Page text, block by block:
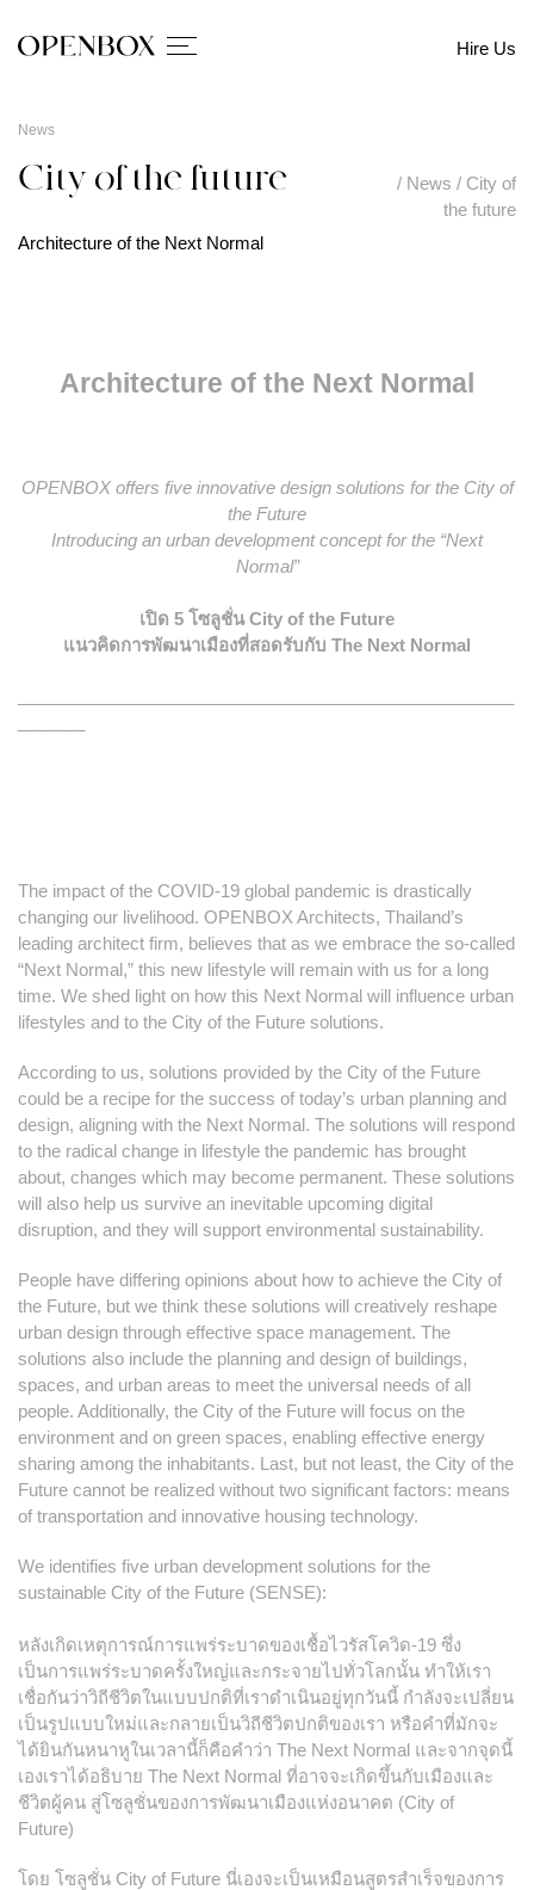
Hire Us
News
City of the future / News / City of
the future
Architecture of the Next Normal
Architecture of the Next Normal
OPENBOX offers five innovative design solutions for the City of
the Future
Introducing an urban development concept for the “Next
Normal”
เปิด 5 โซลูชั่น City of the Future
แนวคิดการพัฒนาเมืองที่สอดรับกับ The Next Normal
The impact of the COVID-19 global pandemic is drastically
changing our livelihood. OPENBOX Architects, Thailand’s
leading architect firm, believes that as we embrace the so-called
“Next Normal,” this new lifestyle will remain with us for a long
time. We shed light on how this Next Normal will influence urban
lifestyles and to the City of the Future solutions.
According to us, solutions provided by the City of the Future
could be a recipe for the success of today’s urban planning and
design, aligning with the Next Normal. The solutions will respond
to the radical change in lifestyle the pandemic has brought
about, changes which may become permanent. These solutions
will also help us survive an inevitable upcoming digital
disruption, and they will support environmental sustainability.
People have differing opinions about how to achieve the City of
the Future, but we think these solutions will creatively reshape
urban design through effective space management. The
solutions also include the planning and design of buildings,
spaces, and urban areas to meet the universal needs of all
people. Additionally, the City of the Future will focus on the
environment and on green spaces, enabling effective energy
sharing among the inhabitants. Last, but not least, the City of the
Future cannot be realized without two significant factors: means
of transportation and innovative housing technology.
We identifies five urban development solutions for the
sustainable City of the Future (SENSE):
หลังเกิดเหตุการณ์การแพร่ระบาดของเชื้อไวรัสโควิด-19 ซึ่ง
เป็นการแพร่ระบาดครั้งใหญ่และกระจายไปทั่วโลกนั้น ทำให้เรา
เชื่อกันว่าวิถีชีวิตในแบบปกติที่เราดำเนินอยู่ทุกวันนี้ กำลังจะเปลี่ยน
เป็นรูปแบบใหม่และกลายเป็นวิถีชีวิตปกติของเรา หรือคำที่มักจะ
ได้ยินกันหนาหูในเวลานี้ก็คือคำว่า The Next Normal และจากจุดนี้
เองเราได้อธิบาย The Next Normal ที่อาจจะเกิดขึ้นกับเมืองและ
ชีวิตผู้คน สู่โซลูชั่นของการพัฒนาเมืองแห่งอนาคต (City of
Future)
โดย โซลูชั่น City of Future นี่เองจะเป็นเหมือนสูตรสำเร็จของการ